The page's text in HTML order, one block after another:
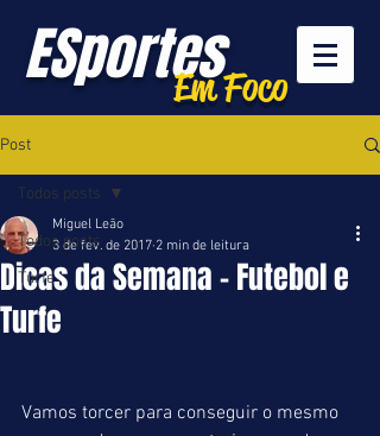
ESportesEm Foco
Post
Todos posts
Turfe
Todos posts
Dicas da Semana - Futebol e
Turfe
Miguel Leão
3 de fev. de 2017 2 min de leitura
Vamos torcer para conseguir o mesmo